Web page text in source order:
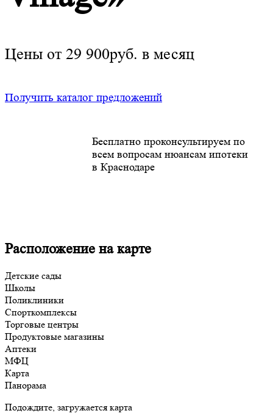
Цены от 29 900руб. в месяц
Получить каталог предложений
Бесплатно проконсультируем по
всем вопросам нюансам ипотеки
в Краснодаре
Расположение на карте
Детские сады
Школы
Поликлиники
Спорткомплексы
Торговые центры
Продуктовые магазины
Аптеки
МФЦ
Карта
Панорама
Подождите, загружается карта